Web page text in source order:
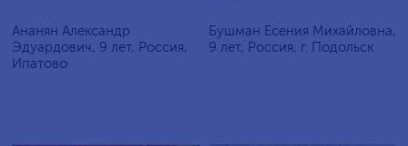
Ананян Александр
Эдуардович, 9 лет, Россия,
Ипатово
Бушман Есения Михайловна,
9 лет, Россия, г. Подольск